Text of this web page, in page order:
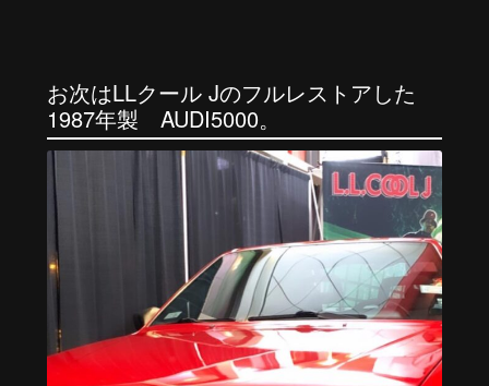
お次はLLクール Jのフルレストアした
1987年製 AUDI5000。